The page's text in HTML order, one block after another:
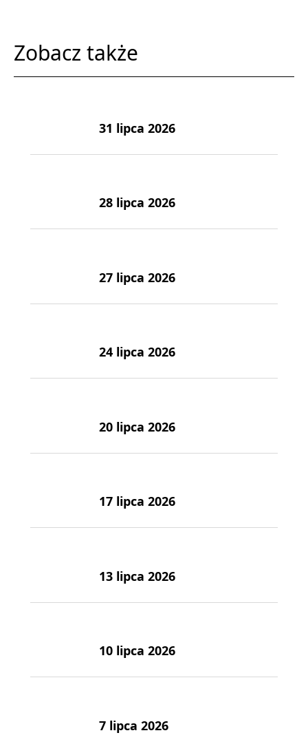
Zobacz także
31 lipca 2026
28 lipca 2026
27 lipca 2026
24 lipca 2026
20 lipca 2026
17 lipca 2026
13 lipca 2026
10 lipca 2026
7 lipca 2026